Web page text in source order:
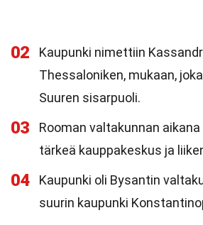
02
Kaupunki nimettiin
Thessaloniken, mukaan,
Suuren sisarpuoli.
03
Rooman valtakunnan
tärkeä kauppakeskus ja
04
Kaupunki oli Bysantin
suurin kaupunki